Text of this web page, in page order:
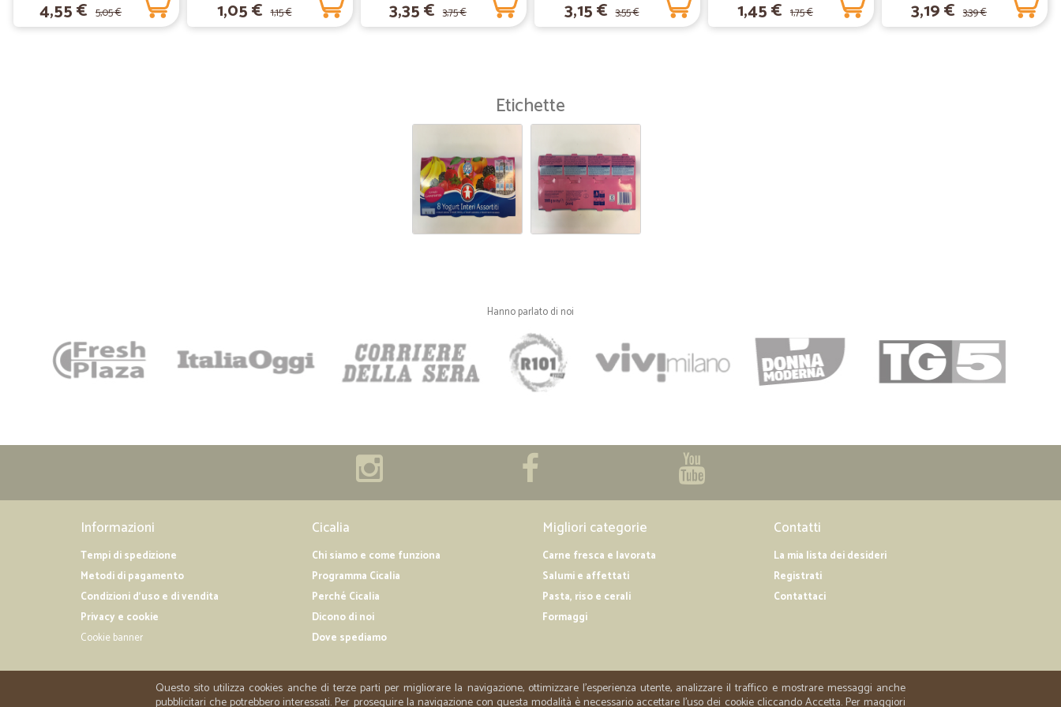
Consegna di parola, il prodotto buono
AZIENDA SERIA E SPEDIZIONE VELOCE, LA CONSIGLIO VIVAMENTE.
Solo qui trovo la mia farina preferita
caldamente
4,55 € 5,05 € 1,05 € 1,15 € 3,35 € 3,75 € 3,15 € 3,55 € 1,45 € 1,75 € 3,19 € 3,39 €
Etichette
Hanno parlato di noi
Informazioni
Tempi di spedizione
Metodi di pagamento
Condizioni d'uso e di vendita
Privacy e cookie
Cookie banner
Cicalia
Chi siamo e come funziona
Programma Cicalia
Perché Cicalia
Dicono di noi
Dove spediamo
Migliori categorie
Carne fresca e lavorata
Salumi e affettati
Pasta, riso e cerali
Formaggi
Contatti
La mia lista dei desideri
Registrati
Contattaci
Questo sito utilizza cookies anche di terze parti per migliorare la navigazione, ottimizzare l'esperienza utente, analizzare il traffico e mostrare messaggi anche
pubblicitari che potrebbero interessati. Per proseguire la navigazione con questa modalità è necessario accettare l'uso dei cookie cliccando Accetta. Per maggiori